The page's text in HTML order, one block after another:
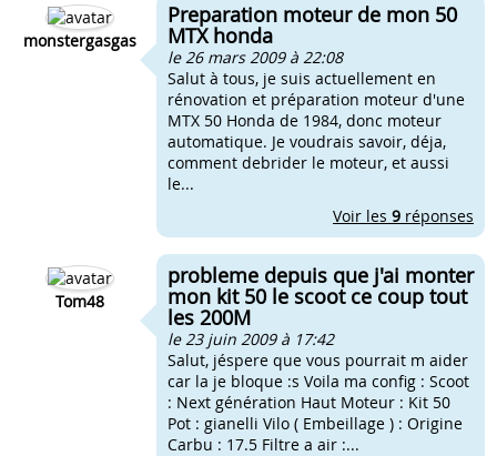
monstergasgas
Preparation moteur de mon 50
MTX honda
le 26 mars 2009 à 22:08
Salut à tous, je suis actuellement en
rénovation et préparation moteur d'une
MTX 50 Honda de 1984, donc moteur
automatique. Je voudrais savoir, déja,
comment debrider le moteur, et aussi
le...
Voir les 9 réponses
Tom48
probleme depuis que j'ai monter
mon kit 50 le scoot ce coup tout
les 200M
le 23 juin 2009 à 17:42
Salut, jéspere que vous pourrait m aider
car la je bloque :s Voila ma config : Scoot
: Next génération Haut Moteur : Kit 50
Pot : gianelli Vilo ( Embeillage ) : Origine
Carbu : 17.5 Filtre a air :...